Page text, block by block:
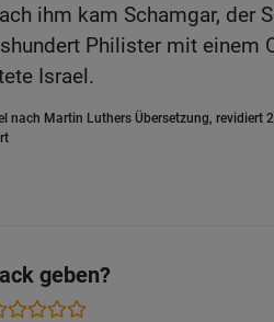
ihm kam Schamgar, der
Philister mit einem
Israel.
nach Martin Luthers Übersetzung, revidiert
geben?